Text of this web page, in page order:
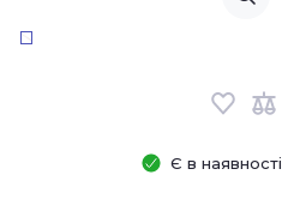
Є в наявності